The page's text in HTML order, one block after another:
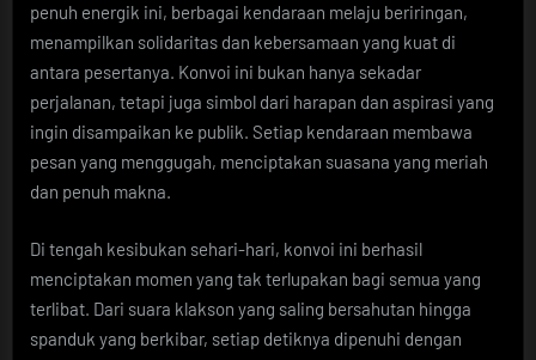
penuh energik ini, berbagai kendaraan melaju beriringan,
menampilkan solidaritas dan kebersamaan yang kuat di
antara pesertanya. Konvoi ini bukan hanya sekadar
perjalanan, tetapi juga simbol dari harapan dan aspirasi yang
ingin disampaikan ke publik. Setiap kendaraan membawa
pesan yang menggugah, menciptakan suasana yang meriah
dan penuh makna.
Di tengah kesibukan sehari-hari, konvoi ini berhasil
menciptakan momen yang tak terlupakan bagi semua yang
terlibat. Dari suara klakson yang saling bersahutan hingga
spanduk yang berkibar, setiap detiknya dipenuhi dengan